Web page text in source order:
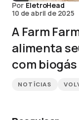
Por EletroHead
10 de abril de 2025
A Farm
alimenta
com biogás
NOTÍCIAS